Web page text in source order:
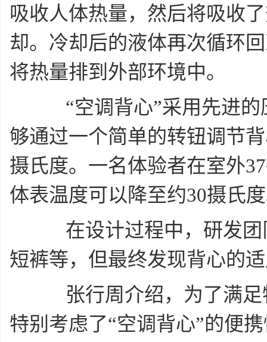
吸收人体热量，然后将吸收
却。冷却后的液体再次循环
将热量排到外部环境中。
“空调背心”采用先进的
够通过一个简单的转钮调节
摄氏度。一名体验者在室外
体表温度可以降至约30摄氏
在设计过程中，研发团
短裤等，但最终发现背心的
张行周介绍，为了满足
特别考虑了“空调背心”的便